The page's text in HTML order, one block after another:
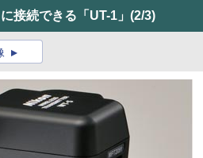
接続できる「UT-1」 (2/3)